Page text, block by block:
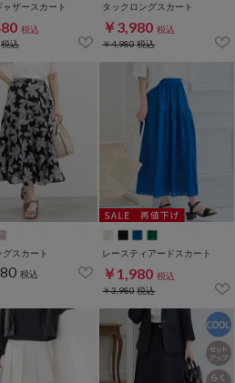
ャザースカート
税込
税込
タックロングスカート
￥3,980 税込
￥4,980税込
グスカート
税込
レースティアードスカート
￥1,980 税込
￥3,980税込